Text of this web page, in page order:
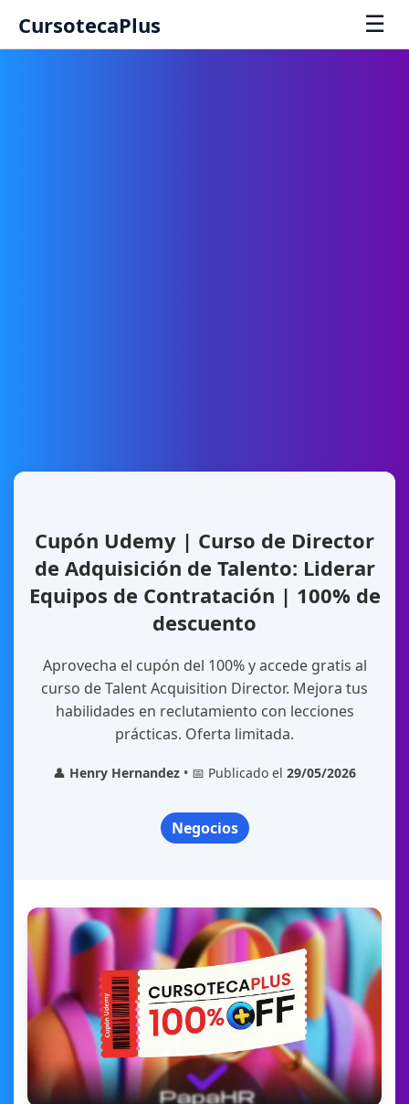
CursotecaPlus ☰
Cupón Udemy | Curso de Director
de Adquisición de Talento: Liderar
Equipos de Contratación | 100% de
descuento
Aprovecha el cupón del 100% y accede gratis al
curso de Talent Acquisition Director. Mejora tus
habilidades en reclutamiento con lecciones
prácticas. Oferta limitada.
👤 Henry Hernandez • 📅 Publicado el 29/05/2026
Negocios